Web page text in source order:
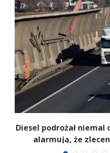
Diesel podrożał niemal
alarmują, że